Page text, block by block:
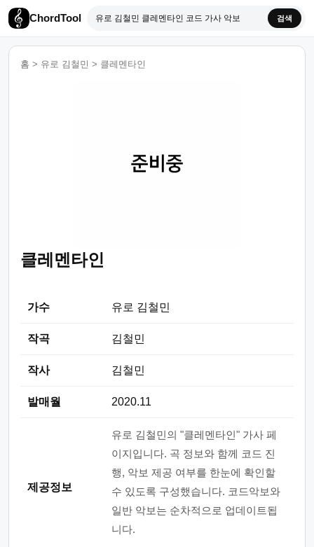
ChordTool 검색
홈 > 유로 김철민 > 클레멘타인
클레멘타인
가수 유로 김철민
작곡 김철민
작사 김철민
발매월 2020.11
제공정보
유로 김철민의 "클레멘타인" 가사 페
이지입니다. 곡 정보와 함께 코드 진
행, 악보 제공 여부를 한눈에 확인할
수 있도록 구성했습니다. 코드악보와
일반 악보는 순차적으로 업데이트됩
니다.